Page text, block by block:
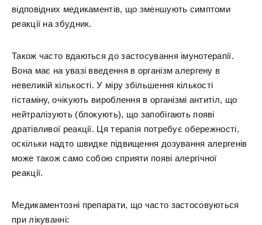
відповідних медикаментів, що зменшують симптоми
реакції на збудник.
Також часто вдаються до застосування імунотерапії.
Вона має на увазі введення в організм алергену в
невеликій кількості. У міру збільшення кількості
гістаміну, очікують вироблення в організмі антитіл, що
нейтралізують (блокують), що запобігають появі
дратівливої реакції. Ця терапія потребує обережності,
оскільки надто швидке підвищення дозування алергенів
може також само собою сприяти появі алергічної
реакції.
Медикаментозні препарати, що часто застосовуються
при лікуванні: